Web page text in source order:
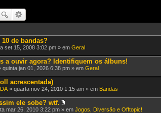
de bandas?
set 15, 2008 3:02 pm » em Geral
a ouvir agora? Identifiquem os álbuns!
quinta jan 01, 2026 6:38 pm » em Geral
acrescentada)
» quarta nov 24, 2010 1:15 am » em Bandas
ele sobe? wtf.
A
mar 26, 2010 3:22 pm » em Jogos, Diversão e Offtopic!